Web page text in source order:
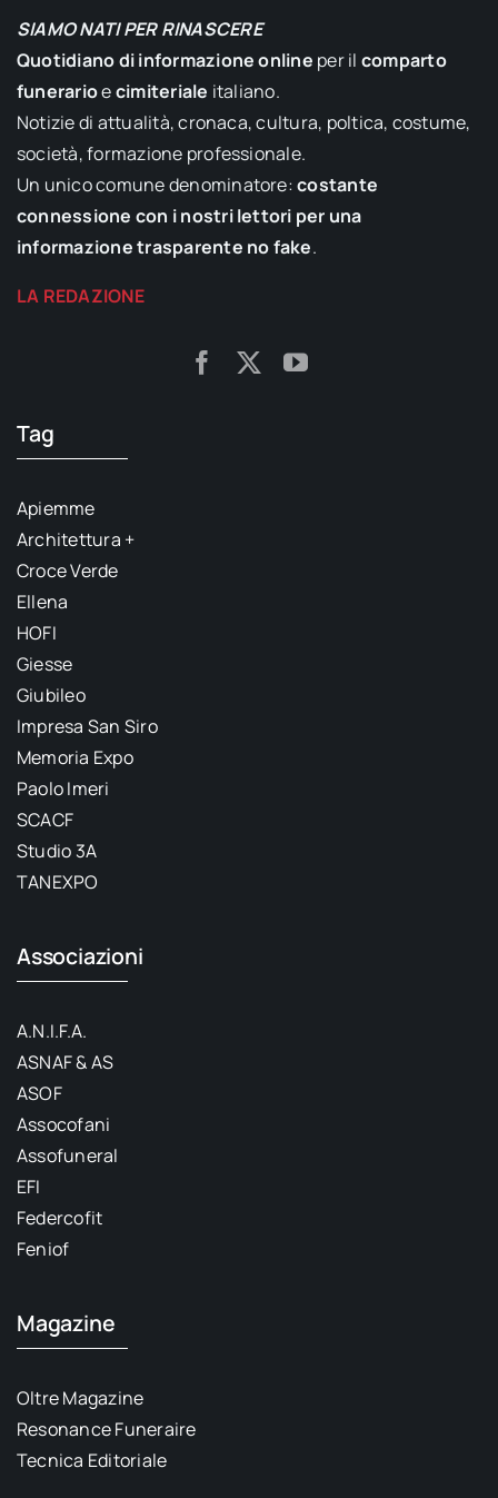
SIAMO NATI PER RINASCERE
Quotidiano di informazione online per il comparto
funerarioecimiteriale italiano.
Notizie di attualità, cronaca, cultura, poltica, costume,
società, formazione professionale.
Un unico comune denominatore:costante
connessione con i nostri lettori per una
informazione trasparente no fake.
LA REDAZIONE
Tag
Apiemme
Architettura +
Croce Verde
Ellena
HOFI
Giesse
Giubileo
Impresa San Siro
Memoria Expo
Paolo Imeri
SCACF
Studio 3A
TANEXPO
Associazioni
A.N.I.F.A.
ASNAF & AS
ASOF
Assocofani
Assofuneral
EFI
Federcofit
Feniof
Magazine
Oltre Magazine
Resonance Funeraire
Tecnica Editoriale